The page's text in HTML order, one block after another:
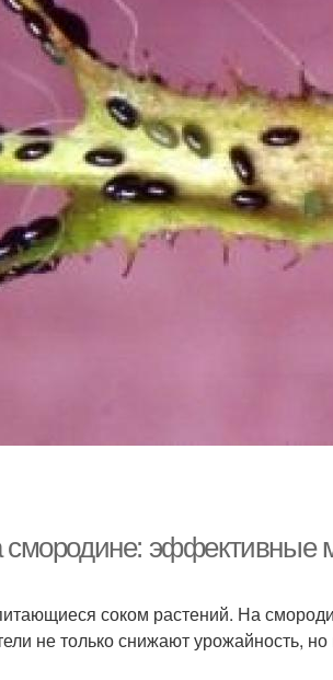
смородине: эффективные
соком растений. На
не только снижают урожайность,